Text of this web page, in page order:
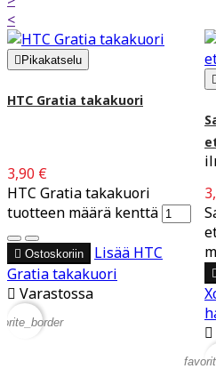
<
 Pikakatselu
HTC Gratia takakuori
3,90 €
HTC Gratia takakuori
tuotteen määrä kenttä
 Ostoskoriin Lisää HTC
Gratia takakuori
 Varastossa


